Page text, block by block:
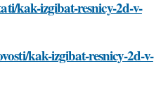
kak-izgibat-resnicy-2d-v-
kak-izgibat-resnicy-2d-v-